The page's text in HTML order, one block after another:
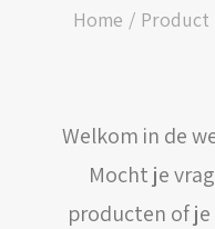
WEBSHOP
LOGIN / REGISTER
WINKELWAGEN
Home
Welkom in de
Mocht je
producten of